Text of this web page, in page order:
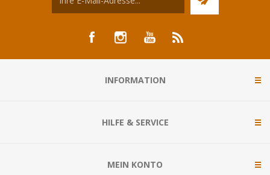
INFORMATION
HILFE & SERVICE
MEIN KONTO